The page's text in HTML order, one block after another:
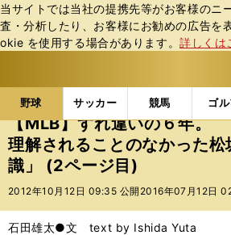
当サイトでは当社の提携先等がお客様のニ
査・分析したり、お客様にお勧めの広告を
okie を使⽤する場合があります。詳しくは
野球 サッカー 競馬 ゴル
b
ス
ポ
ル
テ
ー
バ
野球の記事一覧 MLB MLB
【MLB】すれ違いの６年。
理解されることのなかった
識」 (2ページ目)
2012年10月12日 09:35 公開 2016年07月12日
石田雄太●文 text by Ishida Yuta